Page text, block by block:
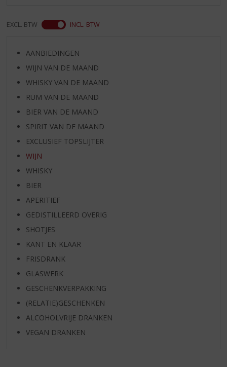
EXCL. BTW INCL. BTW
AANBIEDINGEN
WIJN VAN DE MAAND
WHISKY VAN DE MAAND
RUM VAN DE MAAND
BIER VAN DE MAAND
SPIRIT VAN DE MAAND
EXCLUSIEF TOPSLIJTER
WIJN
WHISKY
BIER
APERITIEF
GEDISTILLEERD OVERIG
SHOTJES
KANT EN KLAAR
FRISDRANK
GLASWERK
GESCHENKVERPAKKING
(RELATIE)GESCHENKEN
ALCOHOLVRIJE DRANKEN
VEGAN DRANKEN